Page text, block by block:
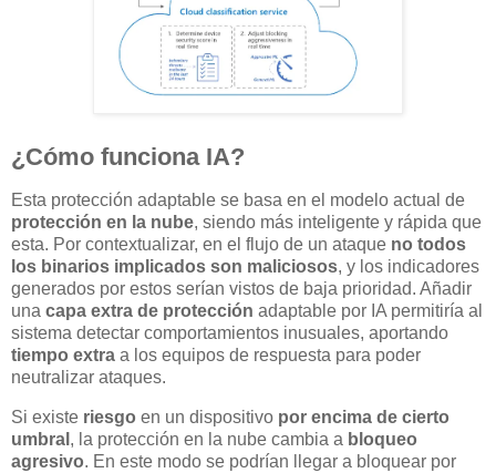
¿Cómo funciona IA?
Esta protección adaptable se basa en el modelo actual de
protección en la nube, siendo más inteligente y rápida que
esta. Por contextualizar, en el flujo de un ataque no todos
los binarios implicados son maliciosos, y los indicadores
generados por estos serían vistos de baja prioridad. Añadir
una capa extra de protección adaptable por IA permitiría al
sistema detectar comportamientos inusuales, aportando
tiempo extra a los equipos de respuesta para poder
neutralizar ataques.
Si existe riesgo en un dispositivo por encima de cierto
umbral , la protección en la nube cambia a bloqueo
agresivo. En este modo se podrían llegar a bloquear por